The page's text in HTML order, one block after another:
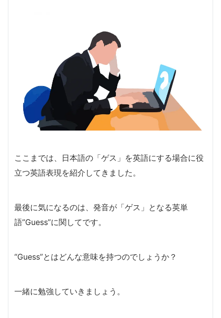
ここまでは、日本語の「ゲス」を英語にする場合に役
立つ英語表現を紹介してきました。
最後に気になるのは、発音が「ゲス」となる英単
語”Guess”に関してです。
“Guess”とはどんな意味を持つのでしょうか？
一緒に勉強していきましょう。